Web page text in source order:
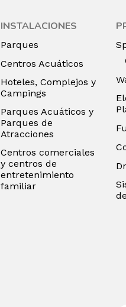
INSTALACIONES
Parques
Centros Acuáticos
Hoteles, Complejos y
Campings
Parques Acuáticos y
Parques de
Atracciones
Centros comerciales
y centros de
entretenimiento
familiar